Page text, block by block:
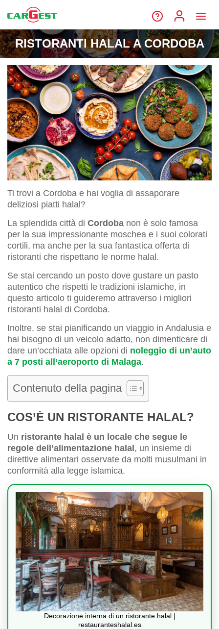
RISTORANTI HALAL A CORDOBA
Ti trovi a Cordoba e hai voglia di assaporare
deliziosi piatti halal?
La splendida città di Cordoba non è solo famosa
per la sua impressionante moschea e i suoi colorati
cortili, ma anche per la sua fantastica offerta di
ristoranti che rispettano le norme halal.
Se stai cercando un posto dove gustare un pasto
autentico che rispetti le tradizioni islamiche, in
questo articolo ti guideremo attraverso i migliori
ristoranti halal di Cordoba.
Inoltre, se stai pianificando un viaggio in Andalusia e
hai bisogno di un veicolo adatto, non dimenticare di
dare un’occhiata alle opzioni di noleggio di un’auto
a 7 posti all’aeroporto di Malaga.
Contenuto della pagina
COS’È UN RISTORANTE HALAL?
Un ristorante halal è un locale che segue le
regole dell’alimentazione halal , un insieme di
direttive alimentari osservate da molti musulmani in
conformità alla legge islamica.
Decorazione interna di un ristorante halal |
restauranteshalal.es